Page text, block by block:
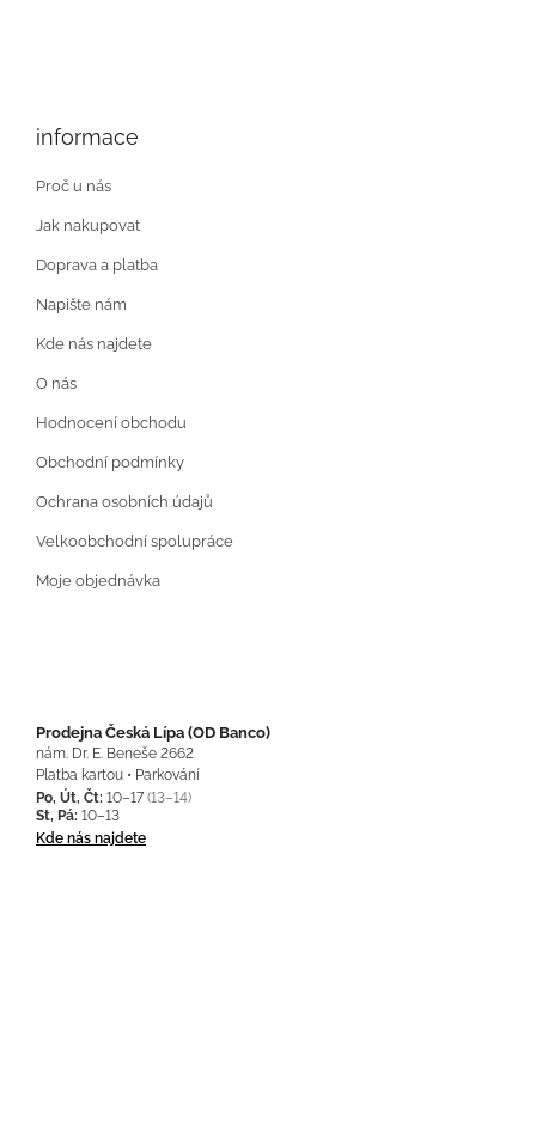
informace
Proč u nás
Jak nakupovat
Doprava a platba
Napište nám
Kde nás najdete
O nás
Hodnocení obchodu
Obchodní podmínky
Ochrana osobních údajů
Velkoobchodní spolupráce
Moje objednávka
Prodejna Česká Lípa (OD Banco)
nám. Dr. E. Beneše 2662
Platba kartou • Parkování
Po, Út, Čt: 10–17 (13–14)
St, Pá: 10–13
Kde nás najdete